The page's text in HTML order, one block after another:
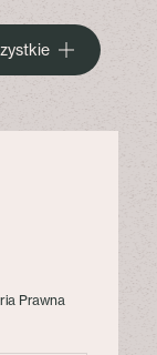
Prawna